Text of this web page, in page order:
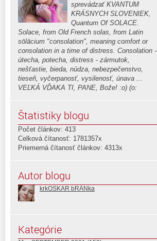
sprevádzať KVANTUM
KRÁSNYCH SLOVENIEK,
Quantum Of SOLACE.
Solace, from Old French solas, from Latin
sōlācium "consolation", meaning comfort or
consolation in a time of distress. Consolation -
útecha, potecha, distress - zármutok,
nešťastie, bieda, núdza, nebezpečenstvo,
tieseň, vyčerpanosť, vysilenosť, únava ...
VEĽKÁ VĎAKA TI, PANE, Bože! :o) (o:
Štatistiky blogu
Počet článkov: 413
Celková čítanosť: 1781357x
Priemerná čítanosť článkov: 4313x
Autor blogu
krkOSKAR bRÁNka
Kategórie